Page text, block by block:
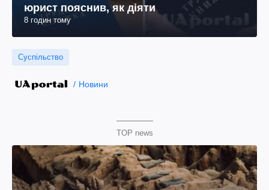
юрист пояснив, як діяти
8 годин тому
Суспільство
Новини
TOP news